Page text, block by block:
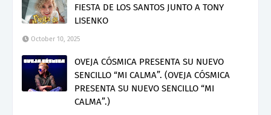
FIESTA DE LOS SANTOS JUNTO A TONY
LISENKO
October 10, 2025
OVEJA CÓSMICA PRESENTA SU NUEVO
SENCILLO “MI CALMA”. (OVEJA CÓSMICA
PRESENTA SU NUEVO SENCILLO “MI
CALMA”.)